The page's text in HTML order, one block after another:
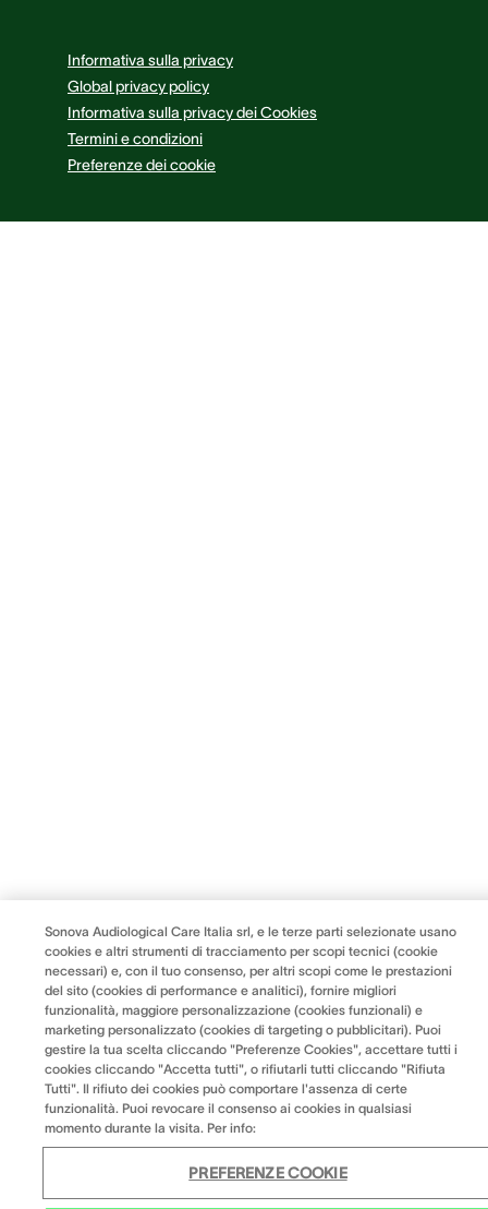
Informativa sulla privacy
Global privacy policy
Informativa sulla privacy dei Cookies
Termini e condizioni
Preferenze dei cookie
Sonova Audiological Care Italia srl, e le terze parti selezionate usano
cookies e altri strumenti di tracciamento per scopi tecnici (cookie
necessari) e, con il tuo consenso, per altri scopi come le prestazioni
del sito (cookies di performance e analitici), fornire migliori
funzionalità, maggiore personalizzazione (cookies funzionali) e
marketing personalizzato (cookies di targeting o pubblicitari). Puoi
gestire la tua scelta cliccando "Preferenze Cookies", accettare tutti i
cookies cliccando "Accetta tutti", o rifiutarli tutti cliccando "Rifiuta
Tutti". Il rifiuto dei cookies può comportare l'assenza di certe
funzionalità. Puoi revocare il consenso ai cookies in qualsiasi
momento durante la visita. Per info:
PREFERENZE COOKIE